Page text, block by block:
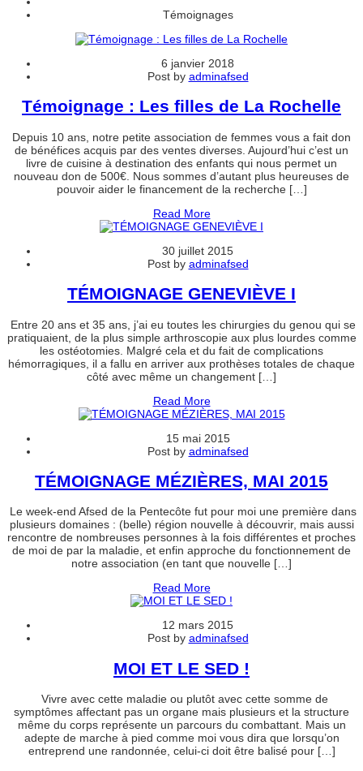
Témoignages
6 janvier 2018
Post by adminafsed
Témoignage : Les filles de La Rochelle
Depuis 10 ans, notre petite association de femmes vous a fait don
de bénéfices acquis par des ventes diverses. Aujourd’hui c’est un
livre de cuisine à destination des enfants qui nous permet un
nouveau don de 500€. Nous sommes d’autant plus heureuses de
pouvoir aider le financement de la recherche […]
Read More
30 juillet 2015
Post by adminafsed
TÉMOIGNAGE GENEVIÈVE I
Entre 20 ans et 35 ans, j’ai eu toutes les chirurgies du genou qui se
pratiquaient, de la plus simple arthroscopie aux plus lourdes comme
les ostéotomies. Malgré cela et du fait de complications
hémorragiques, il a fallu en arriver aux prothèses totales de chaque
côté avec même un changement […]
Read More
15 mai 2015
Post by adminafsed
TÉMOIGNAGE MÉZIÈRES, MAI 2015
Le week-end Afsed de la Pentecôte fut pour moi une première dans
plusieurs domaines : (belle) région nouvelle à découvrir, mais aussi
rencontre de nombreuses personnes à la fois différentes et proches
de moi de par la maladie, et enfin approche du fonctionnement de
notre association (en tant que nouvelle […]
Read More
12 mars 2015
Post by adminafsed
MOI ET LE SED !
Vivre avec cette maladie ou plutôt avec cette somme de
symptômes affectant pas un organe mais plusieurs et la structure
même du corps représente un parcours du combattant. Mais un
adepte de marche à pied comme moi vous dira que lorsqu’on
entreprend une randonnée, celui-ci doit être balisé pour […]